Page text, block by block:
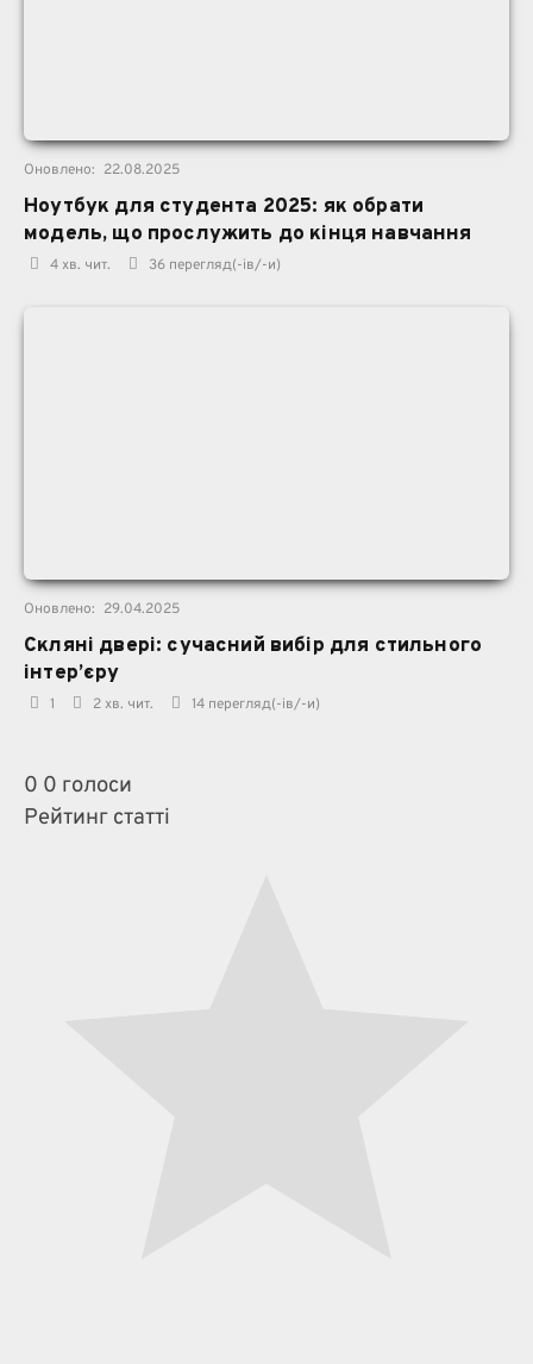
Оновлено: 22.08.2025
Ноутбук для студента 2025: як обрати
модель, що прослужить до кінця навчання
4 хв. чит. 36 перегляд(-ів/-и)
Оновлено: 29.04.2025
Скляні двері: сучасний вибір для стильного
інтер’єру
1 2 хв. чит. 14 перегляд(-ів/-и)
0 0 голоси
Рейтинг статті